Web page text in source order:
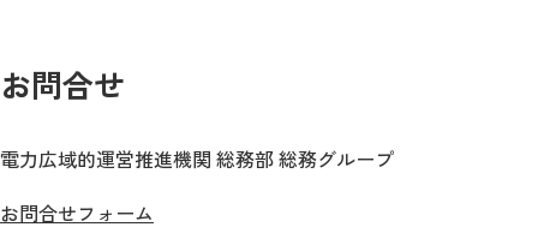
お問合せ
電力広域的運営推進機関 総務部 総務グループ
お問合せフォーム